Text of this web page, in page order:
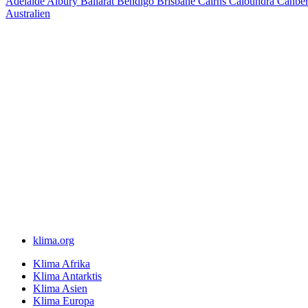
Australien
klima.org
Klima Afrika
Klima Antarktis
Klima Asien
Klima Europa